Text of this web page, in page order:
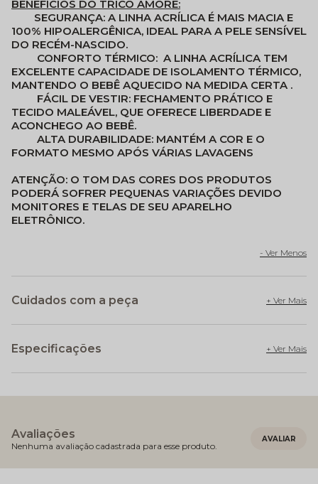
BENEFÍCIOS DO TRICÔ AMORE:
SEGURANÇA: A LINHA ACRÍLICA É MAIS MACIA E
100% HIPOALERGÊNICA, IDEAL PARA A PELE SENSÍVEL
DO RECÉM-NASCIDO.
CONFORTO TÉRMICO: A LINHA ACRÍLICA TEM
EXCELENTE CAPACIDADE DE ISOLAMENTO TÉRMICO,
MANTENDO O BEBÊ AQUECIDO NA MEDIDA CERTA .
FÁCIL DE VESTIR: FECHAMENTO PRÁTICO E
TECIDO MALEÁVEL, QUE OFERECE LIBERDADE E
ACONCHEGO AO BEBÊ.
ALTA DURABILIDADE: MANTÉM A COR E O
FORMATO MESMO APÓS VÁRIAS LAVAGENS
ATENÇÃO: O TOM DAS CORES DOS PRODUTOS
PODERÁ SOFRER PEQUENAS VARIAÇÕES DEVIDO
MONITORES E TELAS DE SEU APARELHO
ELETRÔNICO.
Cuidados com a peça
Especificações
Avaliações
Nenhuma avaliação cadastrada para esse produto.